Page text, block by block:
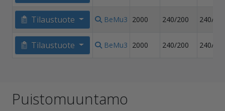
Tilaustuote BeMu3 2000 240/200 240/
Tilaustuote BeMu3 2000 240/200 240/
Puistomuuntamo